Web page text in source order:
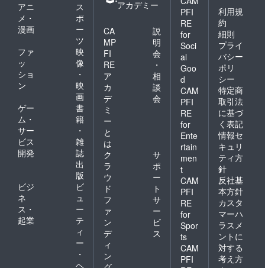
アニ
メ・
漫画
ス
ポ
ー
ツ
ファ
ッ
ショ
ン
映
像
・
映
画
ゲー
ム・
サー
ビス
開発
書
籍
・
雑
誌
出
版
ビジ
ネ
ス・
起業
ビ
ュ
ー
テ
ィ
ー
・
ヘ
アカデミー
CA
MP
FI
RE
ア
カ
デ
ミ
ー
と
は
説
明
会
・
相
談
会
ク
ラ
ウ
ド
フ
ァ
ン
デ
ィ
ン
サ
ポ
ー
ト
サ
ー
ビ
ス
PFI
RE
for
Soci
al
Goo
d
CAM
PFI
RE
for
Ente
rtain
men
t
CAM
PFI
RE
for
Spor
ts
CAM
PFI
利用規
約
細則
プライ
バシー
ポリ
シー
特定商
取引法
に基づ
く表記
情報セ
キュリ
ティ方
針
反社基
本方針
カスタ
マーハ
ラスメ
ントに
対する
考え方